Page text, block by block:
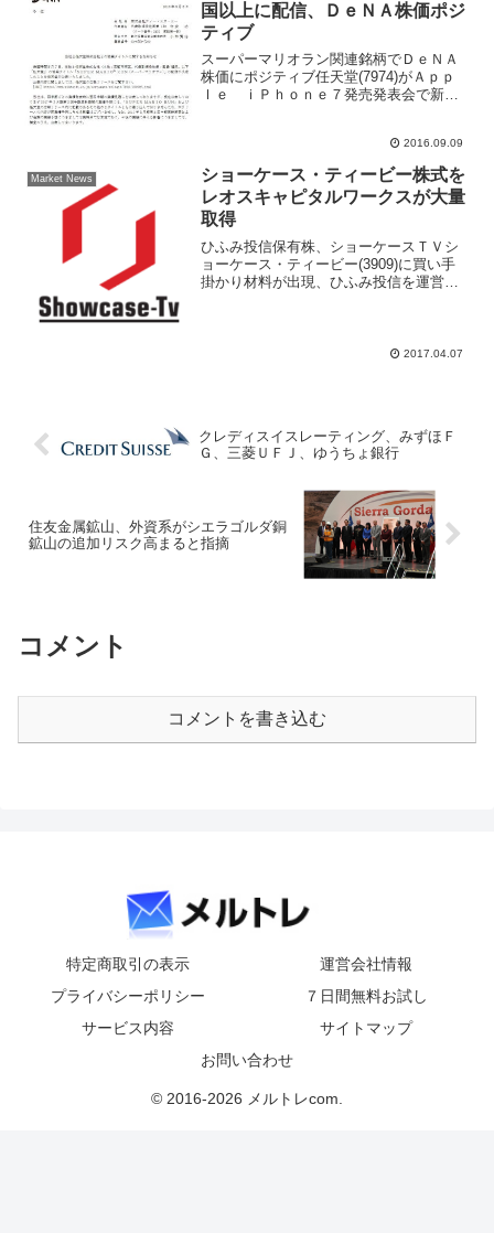
国以上に配信、ＤｅＮＡ株価ポジ
ティブ
スーパーマリオラン関連銘柄でＤｅＮＡ
株価にポジティブ任天堂(7974)がＡｐｐ
ｌｅ ｉＰｈｏｎｅ７発売発表会で新作
ｎｅ向けに１２月から配信開始すると発
表した。同時にＰｏ...
2016.09.09
Market News
ショーケース・ティービー株式を
レオスキャピタルワークスが大量
取得
ひふみ投信保有株、ショーケースＴＶシ
ョーケース・ティービー(3909)に買い手
掛かり材料が出現、ひふみ投信を運営す
2017.04.07
クレディスイスレーティング、みずほＦ
Ｇ、三菱ＵＦＪ、ゆうちょ銀行
住友金属鉱山、外資系がシエラゴルダ銅
鉱山の追加リスク高まると指摘
コメント
コメントを書き込む
特定商取引の表示
運営会社情報
プライバシーポリシー
７日間無料お試し
サービス内容
サイトマップ
お問い合わせ
© 2016-2026 メルトレcom.